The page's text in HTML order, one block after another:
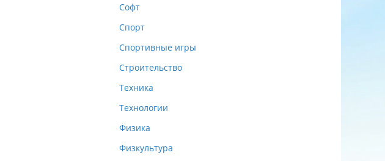
Софт
Спорт
Спортивные игры
Строительство
Техника
Технологии
Физика
Физкультура